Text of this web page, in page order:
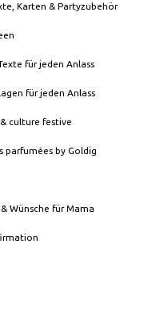
Karten & Partyzubehör
für jeden Anlass
für jeden Anlass
culture festive
parfumées by Goldig
Wünsche für Mama